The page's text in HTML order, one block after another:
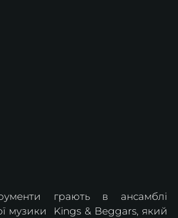
грають в ансамблі
музики  Kings & Beggars, який